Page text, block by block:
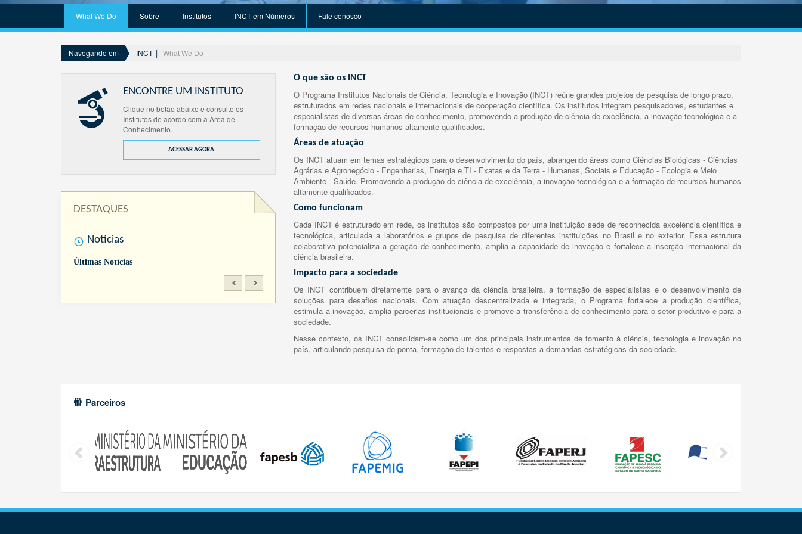
What We Do Sobre Institutos INCT em Números Fale conosco
Navegando em INCT What We Do
ENCONTRE UM INSTITUTO
Clique no botão abaixo e consulte os
Institutos de acordo com a Área de
Conhecimento.
ACESSAR AGORA
DESTAQUES
Notícias
Últimas Notícias
O que são os INCT
O Programa Institutos Nacionais de Ciência, Tecnologia e Inovação (INCT) reúne grandes projetos de pesquisa de longo prazo,
estruturados em redes nacionais e internacionais de cooperação científica. Os institutos integram pesquisadores, estudantes e
especialistas de diversas áreas de conhecimento, promovendo a produção de ciência de excelência, a inovação tecnológica e a
formação de recursos humanos altamente qualificados.
Áreas de atuação
Os INCT atuam em temas estratégicos para o desenvolvimento do país, abrangendo áreas como Ciências Biológicas - Ciências
Agrárias e Agronegócio - Engenharias, Energia e TI - Exatas e da Terra - Humanas, Sociais e Educação - Ecologia e Meio
Ambiente - Saúde. Promovendo a produção de ciência de excelência, a inovação tecnológica e a formação de recursos humanos
altamente qualificados.
Como funcionam
Cada INCT é estruturado em rede, os institutos são compostos por uma instituição sede de reconhecida excelência científica e
tecnológica, articulada a laboratórios e grupos de pesquisa de diferentes instituições no Brasil e no exterior. Essa estrutura
colaborativa potencializa a geração de conhecimento, amplia a capacidade de inovação e fortalece a inserção internacional da
ciência brasileira.
Impacto para a sociedade
Os INCT contribuem diretamente para o avanço da ciência brasileira, a formação de especialistas e o desenvolvimento de
soluções para desafios nacionais. Com atuação descentralizada e integrada, o Programa fortalece a produção científica,
estimula a inovação, amplia parcerias institucionais e promove a transferência de conhecimento para o setor produtivo e para a
sociedade.
Nesse contexto, os INCT consolidam-se como um dos principais instrumentos de fomento à ciência, tecnologia e inovação no
país, articulando pesquisa de ponta, formação de talentos e respostas a demandas estratégicas da sociedade.
Parceiros